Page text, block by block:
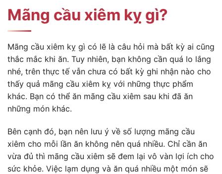
Mãng cầu xiêm kỵ gì?
Mãng cầu xiêm kỵ gì có lẽ là câu hỏi mà bất kỳ ai cũng
thắc mắc khi ăn. Tuy nhiên, bạn không cần quá lo lắng
nhé, trên thực tế vẫn chưa có bất kỳ ghi nhận nào cho
thấy quả mãng cầu xiêm kỵ với những thực phẩm
khác. Bạn có thể ăn mãng cầu xiêm sau khi đã ăn
những món khác.
Bên cạnh đó, bạn nên lưu ý về số lượng mãng cầu
xiêm cho mỗi lần ăn không nên quá nhiều. Chỉ cần ăn
vừa đủ thì mãng cầu xiêm sẽ đem lại vô vàn lợi ích cho
sức khỏe. Việc lạm dụng và ăn quá nhiều một món sẽ